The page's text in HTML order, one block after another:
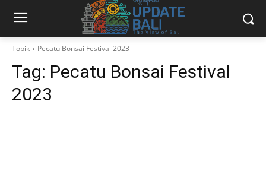
Topik Pecatu Bonsai Festival 2023
Tag: Pecatu Bonsai Festival
2023